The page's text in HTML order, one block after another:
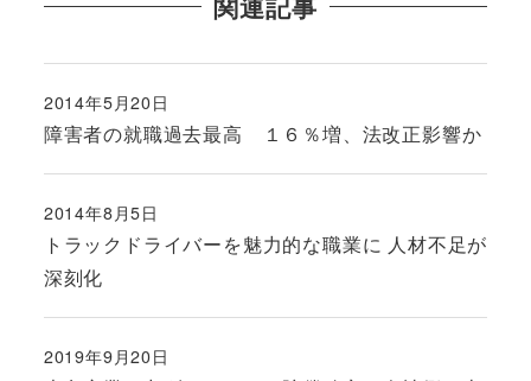
障害者の就職過去最高 １６％増、法改正影響か
投稿日
2014年5月20日
トラックドライバーを魅力的な職業に 人材不足が
深刻化
投稿日
2014年8月5日
投稿日
2019年9月20日